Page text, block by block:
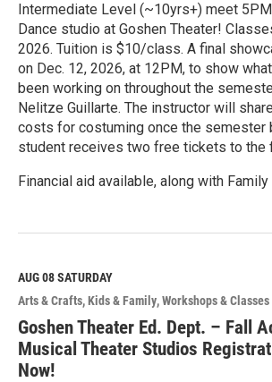
Intermediate Level (~10yrs+) meet
Dance studio at Goshen Theater!
2026. Tuition is $10/class. A final
on Dec. 12, 2026, at 12PM, to show
been working on throughout the
Nelitze Guillarte. The instructor will
costs for costuming once the semester
student receives two free tickets to the
Financial aid available, along with
e
M
o
r
e
AUG 08SATURDAY
Arts & Crafts Kids & Family Workshops & Classes
Goshen Theater Ed. Dept. – Fall
Musical Theater Studios
Now!